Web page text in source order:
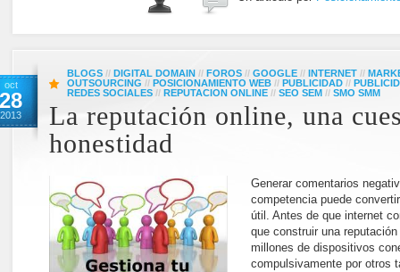
oct
28
2013
BLOGS // DIGITAL DOMAIN // FOROS // GOOGLE // INTERNET //
OUTSOURCING // POSICIONAMIENTO WEB // PUBLICIDAD //
REDES SOCIALES // REPUTACION ONLINE // SEO SEM // SMO SMM
La reputación online, una
honestidad
Generar comentarios
competencia puede
útil. Antes de que internet
que construir una
millones de dispositivos
compulsivamente por otros